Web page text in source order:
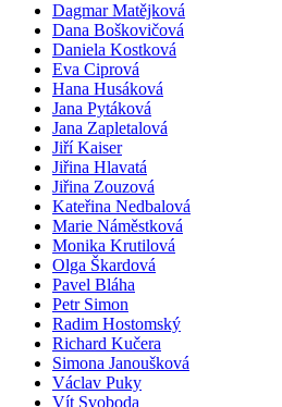
Dagmar Matějková
Dana Boškovičová
Daniela Kostková
Eva Ciprová
Hana Husáková
Jana Pytáková
Jana Zapletalová
Jiří Kaiser
Jiřina Hlavatá
Jiřina Zouzová
Kateřina Nedbalová
Marie Náměstková
Monika Krutilová
Olga Škardová
Pavel Bláha
Petr Simon
Radim Hostomský
Richard Kučera
Simona Janoušková
Václav Puky
Vít Svoboda